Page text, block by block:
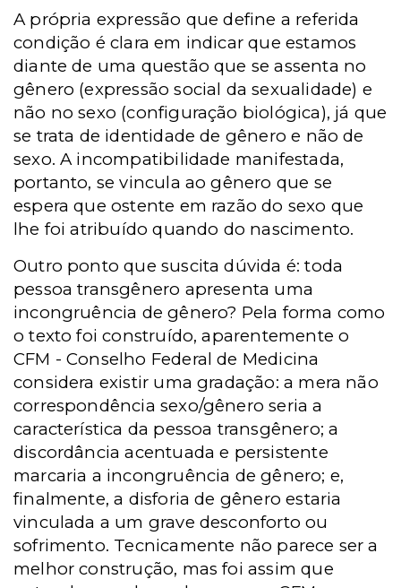
A própria expressão que define a referida
condição é clara em indicar que estamos
diante de uma questão que se assenta no
gênero (expressão social da sexualidade) e
não no sexo (configuração biológica), já que
se trata de identidade de gênero e não de
sexo. A incompatibilidade manifestada,
portanto, se vincula ao gênero que se
espera que ostente em razão do sexo que
lhe foi atribuído quando do nascimento.
Outro ponto que suscita dúvida é: toda
pessoa transgênero apresenta uma
incongruência de gênero? Pela forma como
o texto foi construído, aparentemente o
CFM - Conselho Federal de Medicina
considera existir uma gradação: a mera não
correspondência sexo/gênero seria a
característica da pessoa transgênero; a
discordância acentuada e persistente
marcaria a incongruência de gênero; e,
finalmente, a disforia de gênero estaria
vinculada a um grave desconforto ou
sofrimento. Tecnicamente não parece ser a
melhor construção, mas foi assim que